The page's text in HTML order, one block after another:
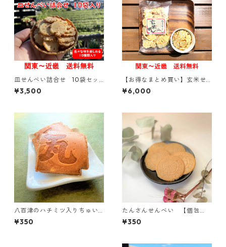
皿せんべい詰合せ 10袋セッ
ト【贈答用・ギフトにおすす
め】【熨斗対応可能】
¥3,500
【お得なまとめ買い】玄米せ
ん 100g入り × 20袋【関東～
関西送料無料】
¥6,000
八百津のハチミツ入りちゅい
る 【個包装】1枚×12袋入り
¥350
たんさんせんべい 【個包
装】2枚×10袋入り
¥350